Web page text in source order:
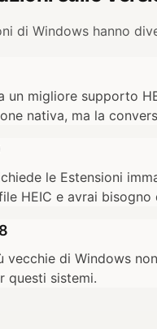
di Windows hanno
un migliore supporto
nativa, ma la
le Estensioni
HEIC e avrai
vecchie di Windows
questi sistemi.